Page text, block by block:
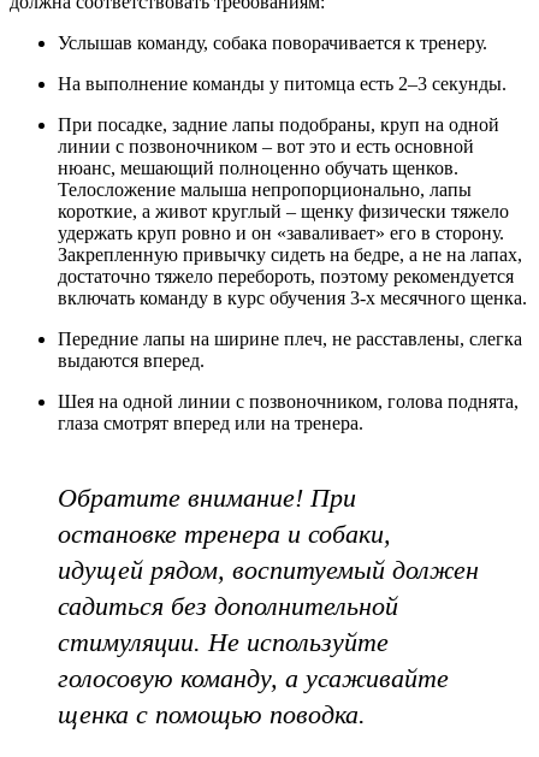
Услышав команду, собака поворачивается к тренеру.
На выполнение команды у питомца есть 2–3 секунды.
При посадке, задние лапы подобраны, круп на одной
линии с позвоночником – вот это и есть основной
нюанс, мешающий полноценно обучать щенков.
Телосложение малыша непропорционально, лапы
короткие, а живот круглый – щенку физически тяжело
удержать круп ровно и он «заваливает» его в сторону.
Закрепленную привычку сидеть на бедре, а не на лапах,
достаточно тяжело перебороть, поэтому рекомендуется
включать команду в курс обучения 3-х месячного щенка.
Передние лапы на ширине плеч, не расставлены, слегка
выдаются вперед.
Шея на одной линии с позвоночником, голова поднята,
глаза смотрят вперед или на тренера.
Обратите внимание! При
остановке тренера и собаки,
идущей рядом, воспитуемый должен
садиться без дополнительной
стимуляции. Не используйте
голосовую команду, а усаживайте
щенка с помощью поводка.